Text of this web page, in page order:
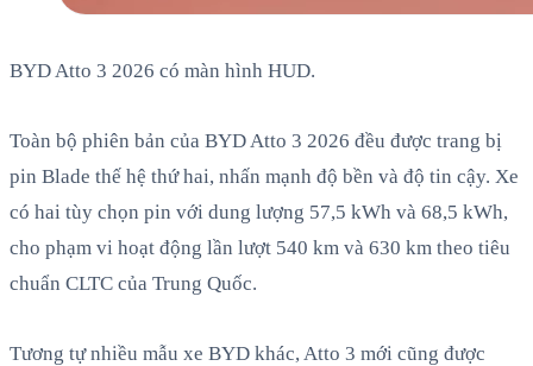
BYD Atto 3 2026 có màn hình HUD.
Toàn bộ phiên bản của BYD Atto 3 2026 đều được trang bị
pin Blade thế hệ thứ hai, nhấn mạnh độ bền và độ tin cậy. Xe
có hai tùy chọn pin với dung lượng 57,5 kWh và 68,5 kWh,
cho phạm vi hoạt động lần lượt 540 km và 630 km theo tiêu
chuẩn CLTC của Trung Quốc.
Tương tự nhiều mẫu xe BYD khác, Atto 3 mới cũng được